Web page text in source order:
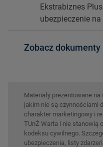
Ekstrabiznes
ubezpieczenie na
Zobacz
Materiały prezentowane
jakim nie są czynnościami
charakter marketingowy i
TUnŻ Warta i nie stanowią
kodeksu cywilnego.
ubezpieczenia, listy